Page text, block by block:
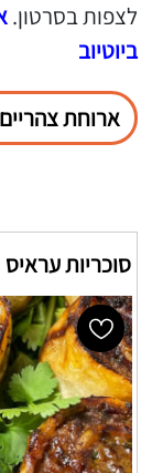
לצפות בסרטון.
ביוטיוב
ארוחת צהריים
סוכריות עראיס